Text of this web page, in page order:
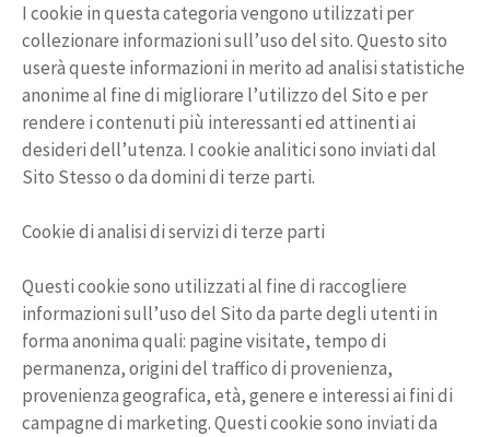
I cookie in questa categoria vengono utilizzati per
collezionare informazioni sull’uso del sito. Questo sito
userà queste informazioni in merito ad analisi statistiche
anonime al fine di migliorare l’utilizzo del Sito e per
rendere i contenuti più interessanti ed attinenti ai
desideri dell’utenza. I cookie analitici sono inviati dal
Sito Stesso o da domini di terze parti.
Cookie di analisi di servizi di terze parti
Questi cookie sono utilizzati al fine di raccogliere
informazioni sull’uso del Sito da parte degli utenti in
forma anonima quali: pagine visitate, tempo di
permanenza, origini del traffico di provenienza,
provenienza geografica, età, genere e interessi ai fini di
campagne di marketing. Questi cookie sono inviati da